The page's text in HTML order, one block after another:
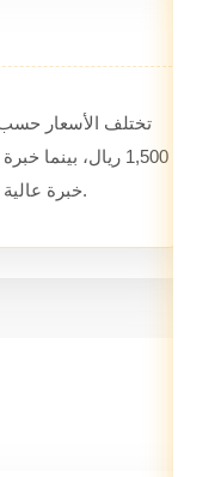
خبرة عالية من 2,500–3,500 ريال أو أكثر شهريًا.